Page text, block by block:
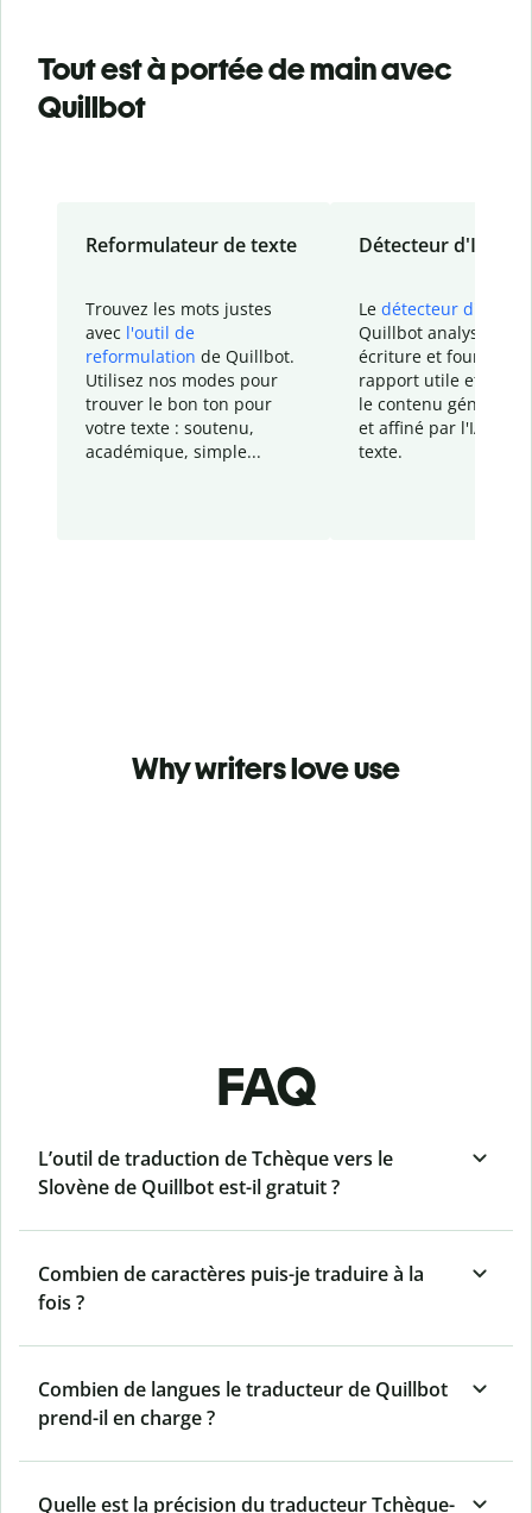
Tout est à portée de main avec
Quillbot
Reformulateur de texte
Trouvez les mots justes
avec l'outil de
reformulation de Quillbot.
Utilisez nos modes pour
trouver le bon ton pour
votre texte : soutenu,
académique, simple...
Détecteur d'IA
Le détecteur d'IA
Quillbot analyse votre
écriture et fournit un
rapport utile et
le contenu généré
et affiné par l'IA
texte.
Why writers love use
FAQ
L’outil de traduction de Tchèque vers le
Slovène de Quillbot est-il gratuit ?
Combien de caractères puis-je traduire à la
fois ?
Combien de langues le traducteur de Quillbot
prend-il en charge ?
Quelle est la précision du traducteur Tchèque-